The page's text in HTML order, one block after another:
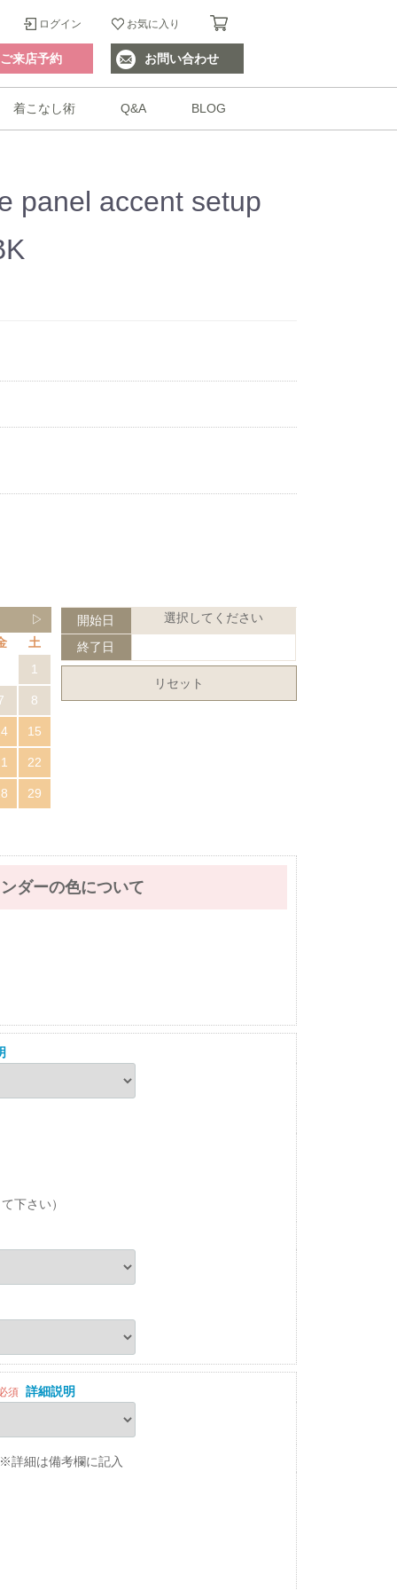
ログイン お気に入り
ご来店予約 お問い合わせ
着こなし術 Q&A BLOG
panel accent setup
▷
土
1
8
15
22
29
開始日 選択してください
終了日
リセット
ダーの色について
下さい）
須 詳細説明
細は備考欄に記入